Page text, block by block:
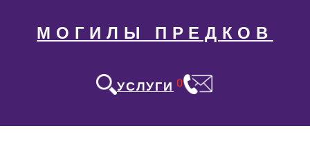
МОГИЛЫ ПРЕДКОВ
УСЛУГИ 0